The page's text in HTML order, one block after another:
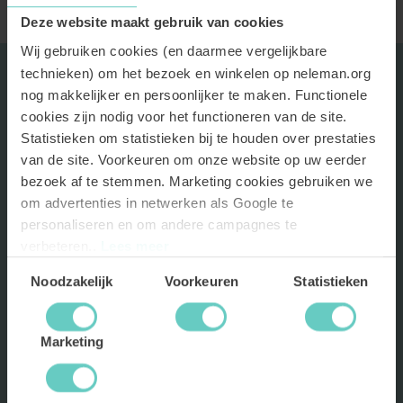
Deze website maakt gebruik van cookies
Wij gebruiken cookies (en daarmee vergelijkbare
technieken) om het bezoek en winkelen op neleman.org
nog makkelijker en persoonlijker te maken. Functionele
cookies zijn nodig voor het functioneren van de site.
Statistieken om statistieken bij te houden over prestaties
van de site. Voorkeuren om onze website op uw eerder
bezoek af te stemmen. Marketing cookies gebruiken we
om advertenties in netwerken als Google te
personaliseren en om andere campagnes te
Toestemmingsselectie
Noodzakelijk Voorkeuren Statistieken
Marketing
ASSORTIMENT
NELEMAN
HULP EN ONDERSTEUNING
Als eerste toegang tot kortingen en nieuwe wijnen? Meld je nu